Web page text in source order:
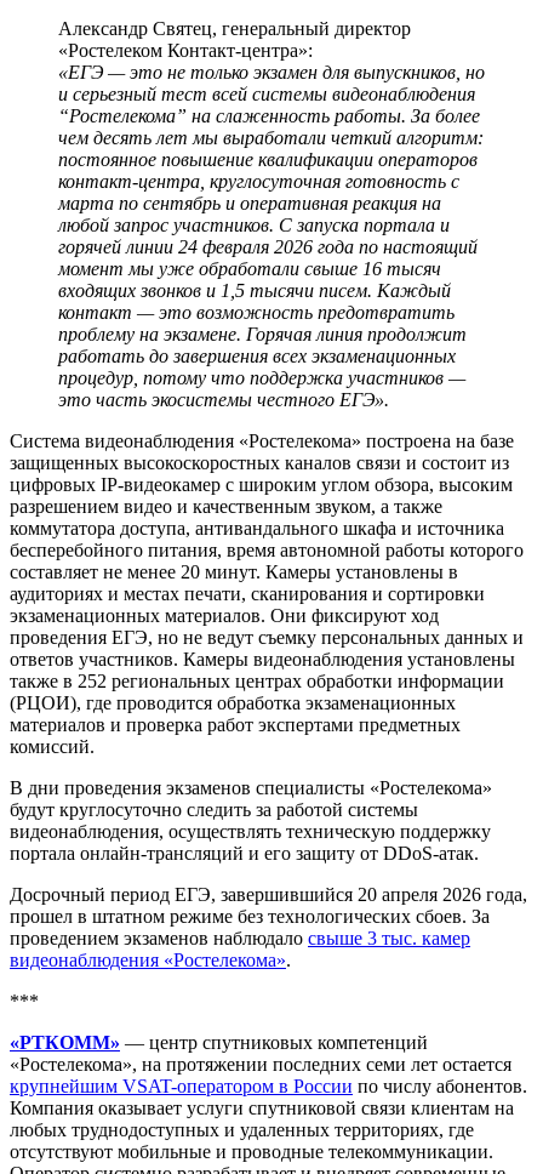
Александр Святец, генеральный директор
«Ростелеком Контакт-центра»:
«ЕГЭ — это не только экзамен для выпускников, но
и серьезный тест всей системы видеонаблюдения
“Ростелекома” на слаженность работы. За более
чем десять лет мы выработали четкий алгоритм:
постоянное повышение квалификации операторов
контакт-центра, круглосуточная готовность с
марта по сентябрь и оперативная реакция на
любой запрос участников. С запуска портала и
горячей линии 24 февраля 2026 года по настоящий
момент мы уже обработали свыше 16 тысяч
входящих звонков и 1,5 тысячи писем. Каждый
контакт — это возможность предотвратить
проблему на экзамене. Горячая линия продолжит
работать до завершения всех экзаменационных
процедур, потому что поддержка участников —
это часть экосистемы честного ЕГЭ».
Система видеонаблюдения «Ростелекома» построена на базе
защищенных высокоскоростных каналов связи и состоит из
цифровых IP-видеокамер с широким углом обзора, высоким
разрешением видео и качественным звуком, а также
коммутатора доступа, антивандального шкафа и источника
бесперебойного питания, время автономной работы которого
составляет не менее 20 минут. Камеры установлены в
аудиториях и местах печати, сканирования и сортировки
экзаменационных материалов. Они фиксируют ход
проведения ЕГЭ, но не ведут съемку персональных данных и
ответов участников. Камеры видеонаблюдения установлены
также в 252 региональных центрах обработки информации
(РЦОИ), где проводится обработка экзаменационных
материалов и проверка работ экспертами предметных
комиссий.
В дни проведения экзаменов специалисты «Ростелекома»
будут круглосуточно следить за работой системы
видеонаблюдения, осуществлять техническую поддержку
портала онлайн-трансляций и его защиту от DDoS-атак.
Досрочный период ЕГЭ, завершившийся 20 апреля 2026 года,
прошел в штатном режиме без технологических сбоев. За
проведением экзаменов наблюдало свыше 3 тыс. камер
видеонаблюдения «Ростелекома».
***
«РТКОММ» — центр спутниковых компетенций
«Ростелекома», на протяжении последних семи лет остается
крупнейшим VSAT-оператором в России по числу абонентов.
Компания оказывает услуги спутниковой связи клиентам на
любых труднодоступных и удаленных территориях, где
отсутствуют мобильные и проводные телекоммуникации.